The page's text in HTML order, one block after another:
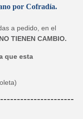
por Cofradía.
a pedido, en el
TIENEN CAMBIO.
que esta